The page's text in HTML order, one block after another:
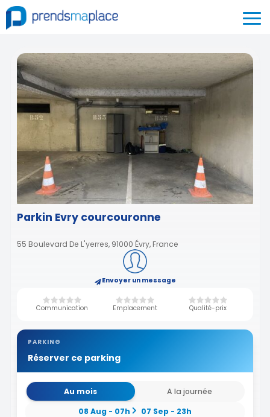
Parkin Evry courcouronne
55 Boulevard De L'yerres, 91000 Évry, France
Envoyer un message
Communication Emplacement Qualité-prix
PARKING
Réserver ce parking
Au mois
A la journée
08 Aug - 07h
07 Sep - 23h